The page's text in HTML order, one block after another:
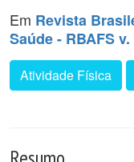
Em Revista
Saúde - RBAFS
Atividade Física